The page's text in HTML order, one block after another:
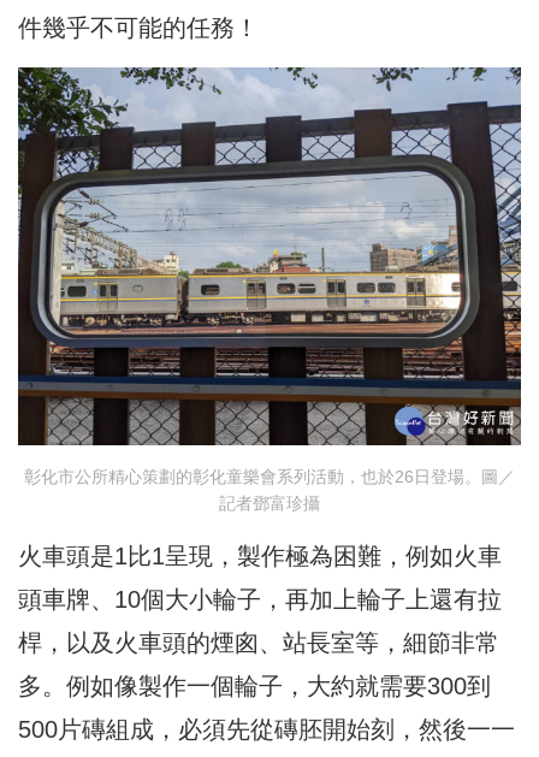
件幾乎不可能的任務！
彰化市公所精心策劃的彰化童樂會系列活動，也於26日登場。圖／
記者鄧富珍攝
火車頭是1比1呈現，製作極為困難，例如火車
頭車牌、10個大小輪子，再加上輪子上還有拉
桿，以及火車頭的煙囪、站長室等，細節非常
多。例如像製作一個輪子，大約就需要300到
500片磚組成，必須先從磚胚開始刻，然後一一